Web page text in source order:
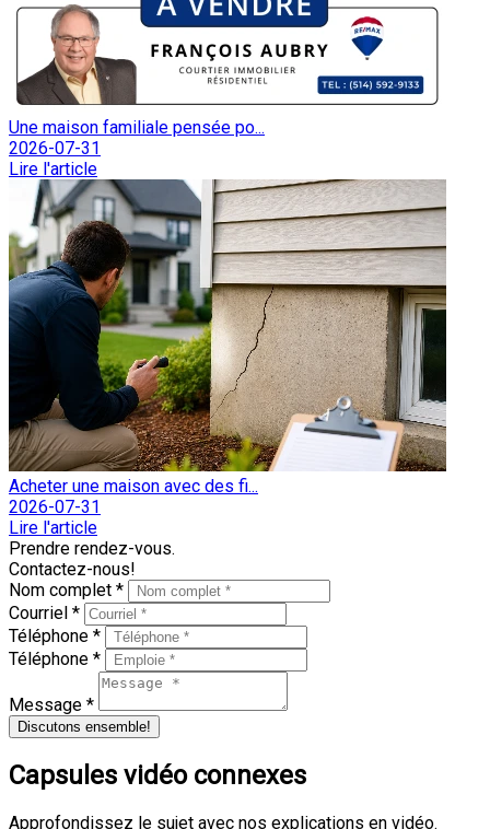
Une maison familiale pensée po...
2026-07-31
Lire l'article
Acheter une maison avec des fi...
2026-07-31
Lire l'article
Prendre rendez-vous.
Contactez-nous!
Nom complet *
Courriel *
Téléphone *
Téléphone *
Message *
Discutons ensemble!
Capsules vidéo connexes
Approfondissez le sujet avec nos explications en vidéo.